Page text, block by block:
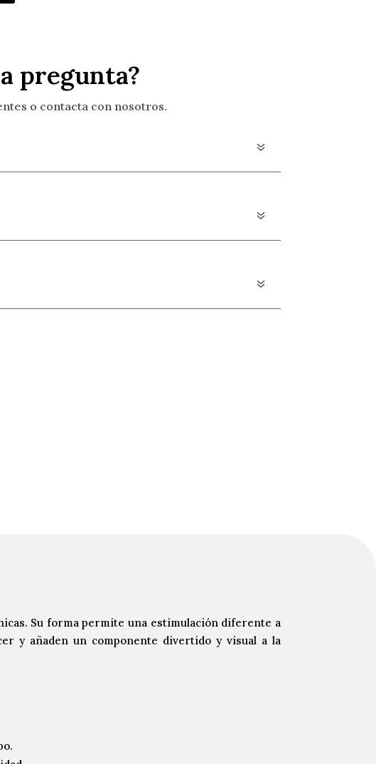
pregunta?
o contacta con nosotros.
Su forma permite una estimulación diferente a
y añaden un componente divertido y visual a la